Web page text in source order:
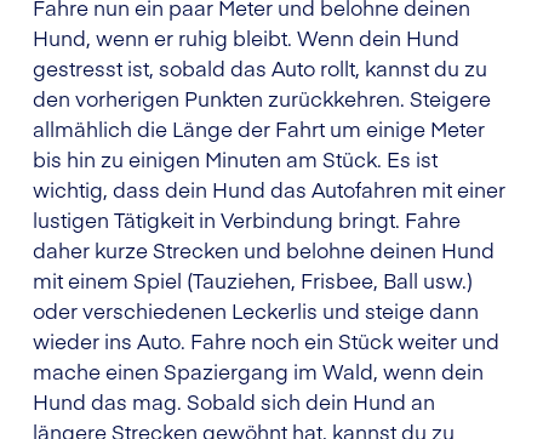
Fahre nun ein paar Meter und belohne deinen
Hund, wenn er ruhig bleibt. Wenn dein Hund
gestresst ist, sobald das Auto rollt, kannst du zu
den vorherigen Punkten zurückkehren. Steigere
allmählich die Länge der Fahrt um einige Meter
bis hin zu einigen Minuten am Stück. Es ist
wichtig, dass dein Hund das Autofahren mit einer
lustigen Tätigkeit in Verbindung bringt. Fahre
daher kurze Strecken und belohne deinen Hund
mit einem Spiel (Tauziehen, Frisbee, Ball usw.)
oder verschiedenen Leckerlis und steige dann
wieder ins Auto. Fahre noch ein Stück weiter und
mache einen Spaziergang im Wald, wenn dein
Hund das mag. Sobald sich dein Hund an
längere Strecken gewöhnt hat, kannst du zu